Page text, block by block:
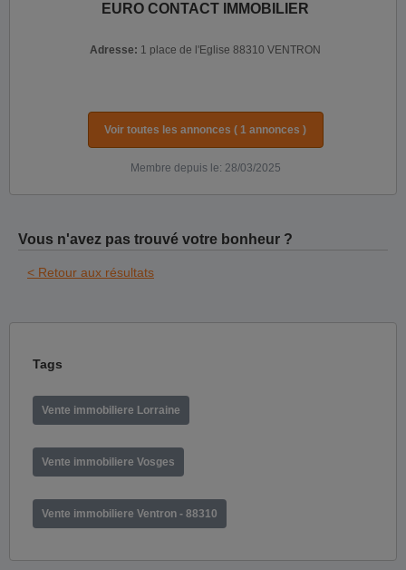
EURO CONTACT IMMOBILIER
Adresse: 1 place de l'Eglise 88310 VENTRON
Voir toutes les annonces ( 1 annonces )
Membre depuis le: 28/03/2025
Vous n'avez pas trouvé votre bonheur ?
< Retour aux résultats
Tags
Vente immobiliere Lorraine
Vente immobiliere Vosges
Vente immobiliere Ventron - 88310